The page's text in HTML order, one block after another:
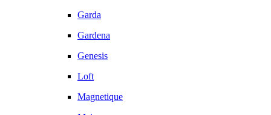
Garda
Gardena
Genesis
Loft
Magnetique